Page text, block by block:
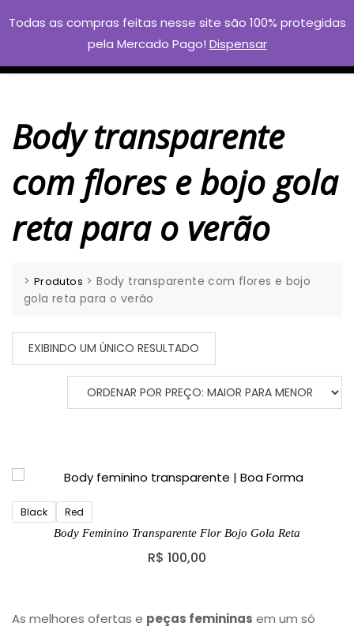
to
Body transparente
com flores e bojo gola
reta para o verão
> Produtos >Body transparente com flores e bojo
gola reta para o verão
EXIBINDO UM ÚNICO RESULTADO
Black Red
Body Feminino Transparente Flor Bojo Gola Reta
R$ 100,00
As melhores ofertas e peças femininas em um só
Todas as compras feitas nesse site são 100% protegidas
pela Mercado Pago! Dispensar